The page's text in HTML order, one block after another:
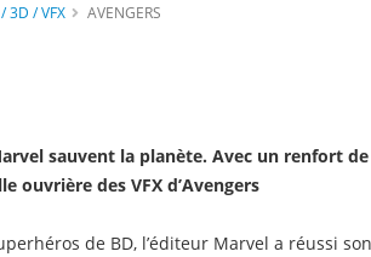
3D / VFX AVENGERS
sauvent la planète. Avec un renfort
ouvrière des VFX d’Avengers
de BD, l’éditeur Marvel a réussi